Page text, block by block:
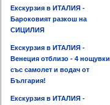
Екскурзия в ИТАЛИЯ -
Бароковият разкош на
СИЦИЛИЯ
Екскурзия в ИТАЛИЯ -
Венеция отблизо - 4 нощувки
със самолет и водач от
България!
Екскурзия в ИТАЛИЯ -